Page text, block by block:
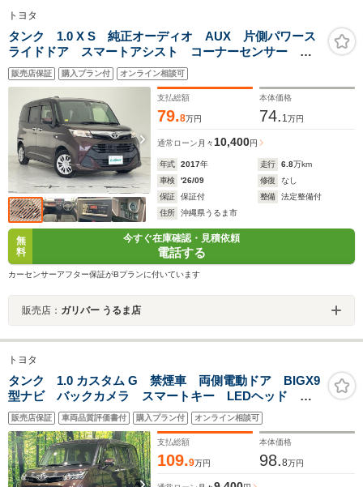
トヨタ
タンク 1.0 X S 純正オーディオ AUX 片側パワース
ライドドア スマートアシスト コーナーセンサー 純
正フロアマット 純正ビルトインETC プッシュスタ
ート スマートキー ウォークスルー ドアバイザー
オートライト
販売店保証 購入プラン付 オンライン相談可
支払総額
79.8万円
本体価格
74. 1 万円
通常ローン 月々 10,400円
年式 2017年 走行 6.8万km
車検
'26/09 修復
なし
保証
保証付 整備
法定整備付
住所
沖縄県うるま市
無
料
今すぐ在庫確認・見積依頼
電話する
カーセンサーアフター保証がBプランに付いています
販売店： ガリバー うるま店
トヨタ
タンク 1.0 カスタム G 禁煙車 両側電動ドア BIGX9
型ナビ バックカメラ スマートキー LEDヘッド ク
ルコン 純正14インチアルミ 前席シートヒーター
Bluetooth CD DVD再生 フルセグ LEDフォグ
販売店保証 車両品質評価書付 購入プラン付 オンライン相談可
支払総額
109.9万円
本体価格
98.8万円